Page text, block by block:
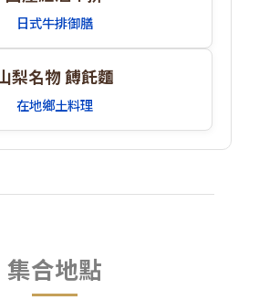
日式牛排御膳
梨名物 餺飥麵
在地鄉土料理
集合地點